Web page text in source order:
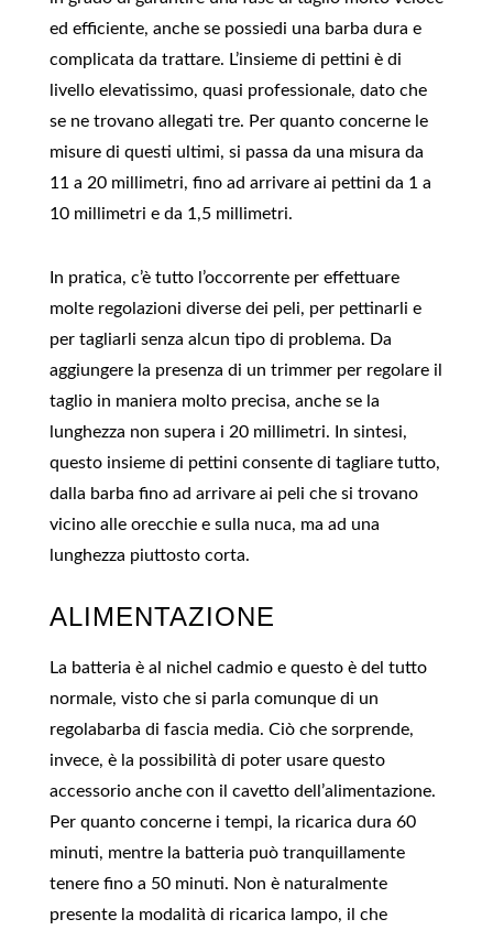
ed efficiente, anche se possiedi una barba dura e
complicata da trattare. L’insieme di pettini è di
livello elevatissimo, quasi professionale, dato che
se ne trovano allegati tre. Per quanto concerne le
misure di questi ultimi, si passa da una misura da
11 a 20 millimetri, fino ad arrivare ai pettini da 1 a
10 millimetri e da 1,5 millimetri.
In pratica, c’è tutto l’occorrente per effettuare
molte regolazioni diverse dei peli, per pettinarli e
per tagliarli senza alcun tipo di problema. Da
aggiungere la presenza di un trimmer per regolare il
taglio in maniera molto precisa, anche se la
lunghezza non supera i 20 millimetri. In sintesi,
questo insieme di pettini consente di tagliare tutto,
dalla barba fino ad arrivare ai peli che si trovano
vicino alle orecchie e sulla nuca, ma ad una
lunghezza piuttosto corta.
ALIMENTAZIONE
La batteria è al nichel cadmio e questo è del tutto
normale, visto che si parla comunque di un
regolabarba di fascia media. Ciò che sorprende,
invece, è la possibilità di poter usare questo
accessorio anche con il cavetto dell’alimentazione.
Per quanto concerne i tempi, la ricarica dura 60
minuti, mentre la batteria può tranquillamente
tenere fino a 50 minuti. Non è naturalmente
presente la modalità di ricarica lampo, il che